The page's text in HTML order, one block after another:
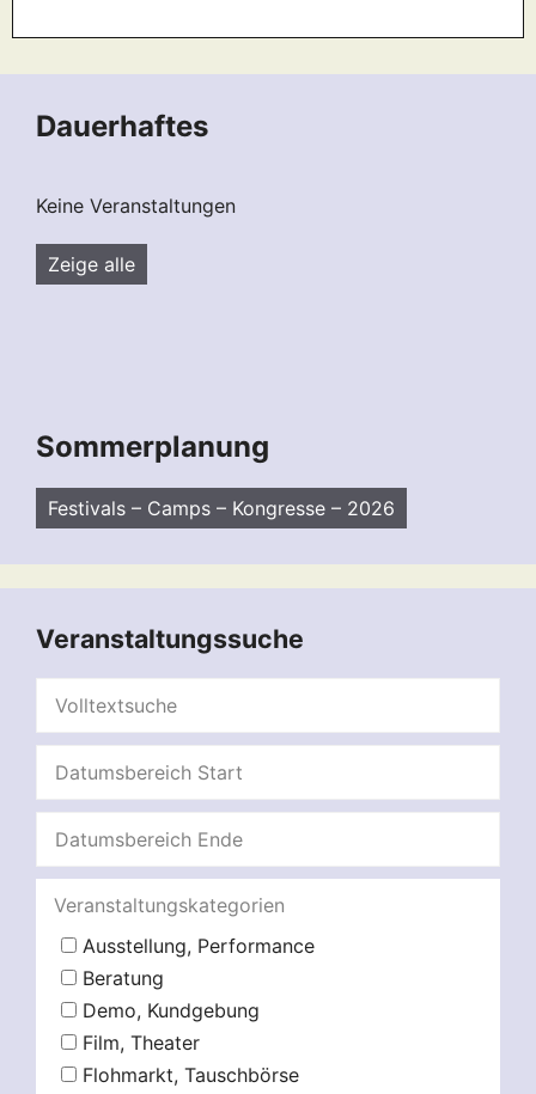
Dauerhaftes
Keine Veranstaltungen
Zeige alle
Sommerplanung
Festivals – Camps – Kongresse – 2026
Veranstaltungssuche
Veranstaltungskategorien
Ausstellung, Performance
Beratung
Demo, Kundgebung
Film, Theater
Flohmarkt, Tauschbörse